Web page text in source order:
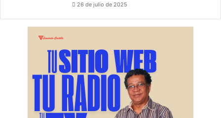
26 de julio de 2025